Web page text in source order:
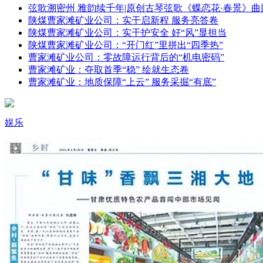
弦歌溯密州 雅韵续千年|原创古琴弦歌《蝶恋花·春景》
陕煤曹家滩矿业公司：实干启新程 服务亮答卷
陕煤曹家滩矿业公司：实干护安全 好“风”显担当
陕煤曹家滩矿业公司：“开门红”里拼出“四季热”
曹家滩矿业公司：零故障运行背后的“机电密码”
曹家滩矿业：夺取首季“稳” 绘就生态卷
曹家滩矿业：地质保障“上云” 服务采掘“有底”
娱乐